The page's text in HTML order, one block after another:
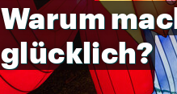
Warum
glücklich?